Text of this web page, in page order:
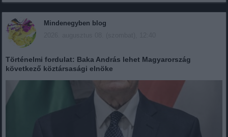
Mindenegyben blog
Történelmi fordulat: Baka András lehet Magyarország
következő köztársasági elnöke